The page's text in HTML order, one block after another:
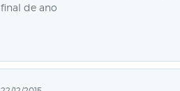
final de ano